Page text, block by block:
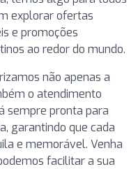
explorar ofertas
e promoções
ao redor do mundo.
não apenas a
o atendimento
sempre pronta para
garantindo que cada
e memorável. Venha
facilitar a sua